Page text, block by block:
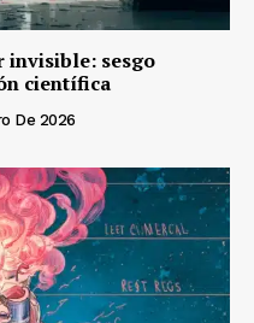
invisible: sesgo
científica
De 2026